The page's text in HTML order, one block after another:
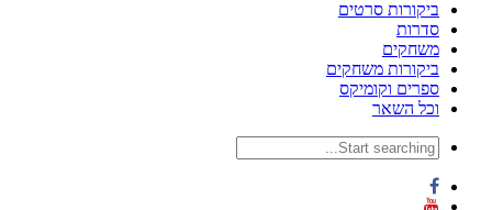
ביקורות סרטים
סדרות
משחקים
ביקורות משחקים
ספרים וקומיקס
וכל השאר